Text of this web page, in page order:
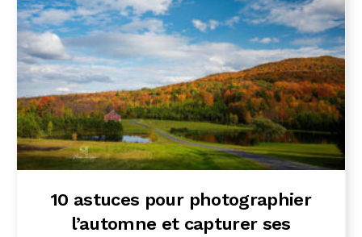
10 astuces pour photographier
l’automne et capturer ses